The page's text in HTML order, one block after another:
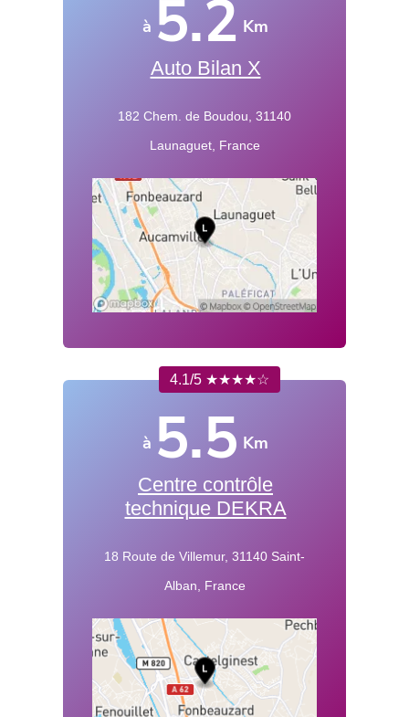
à 5.2 Km
Auto Bilan X
182 Chem. de Boudou, 31140
Launaguet, France
4.1/5 ★★★★☆
à 5.5 Km
Centre contrôle
technique DEKRA
18 Route de Villemur, 31140 Saint-
Alban, France